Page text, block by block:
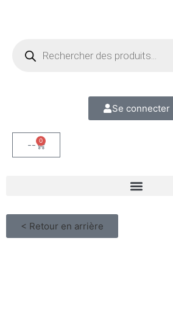
Se connecter
-- 0
< Retour en arrière